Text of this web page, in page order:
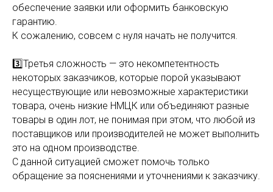
обеспечение заявки или оформить банковскую
гарантию.
К сожалению, совсем с нуля начать не получится.
3️⃣Третья сложность — это некомпетентность
некоторых заказчиков, которые порой указывают
несуществующие или невозможные характеристики
товара, очень низкие НМЦК или объединяют разные
товары в один лот, не понимая при этом, что любой из
поставщиков или производителей не может выполнить
это на одном производстве.
С данной ситуацией сможет помочь только
обращение за пояснениями и уточнениями к заказчику.